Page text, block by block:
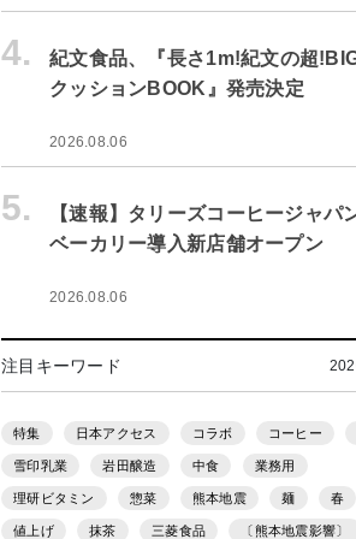
4.
紀文食品、『長さ1m!紀文の超
クッションBOOK』発売決定
2026.08.06
5.
【速報】タリーズコーヒージャパ
ベーカリー導入新店舗オープン
2026.08.06
注目キーワード
特集 日本アクセス コラボ コーヒー
雪印乳業 岩田醸造 中食 業務用
理研ビタミン 惣菜 熊本地震 麺 春
値上げ 抹茶 三菱食品 〔熊本地震影響〕